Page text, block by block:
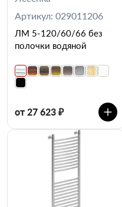
Артикул: 029011206
ЛМ 5-120/60/66 без
полочки водяной
от 27 623 ₽